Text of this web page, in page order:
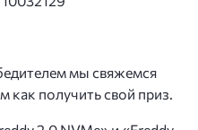
мы свяжемся
как получить свой приз.